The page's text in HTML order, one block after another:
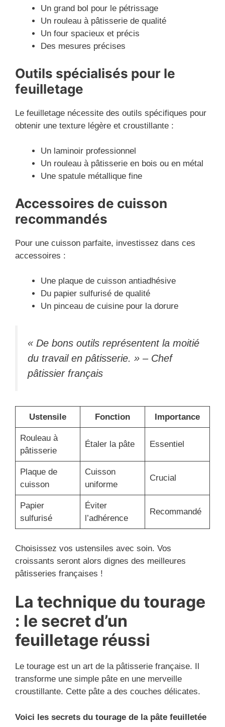
Un grand bol pour le pétrissage
Un rouleau à pâtisserie de qualité
Un four spacieux et précis
Des mesures précises
Outils spécialisés pour le
feuilletage
Le feuilletage nécessite des outils spécifiques pour
obtenir une texture légère et croustillante :
Un laminoir professionnel
Un rouleau à pâtisserie en bois ou en métal
Une spatule métallique fine
Accessoires de cuisson
recommandés
Pour une cuisson parfaite, investissez dans ces
accessoires :
Une plaque de cuisson antiadhésive
Du papier sulfurisé de qualité
Un pinceau de cuisine pour la dorure
« De bons outils représentent la moitié
du travail en pâtisserie. » – Chef
pâtissier français
Ustensile Fonction Importance
Rouleau à
pâtisserie
Étaler la pâte Essentiel
Plaque de
cuisson
Cuisson
uniforme
Crucial
Papier
sulfurisé
Éviter
l’adhérence
Recommandé
Choisissez vos ustensiles avec soin. Vos
croissants seront alors dignes des meilleures
pâtisseries françaises !
La technique du tourage
: le secret d’un
feuilletage réussi
Le tourage est un art de la pâtisserie française. Il
transforme une simple pâte en une merveille
croustillante. Cette pâte a des couches délicates.
Voici les secrets du tourage de la pâte feuilletée